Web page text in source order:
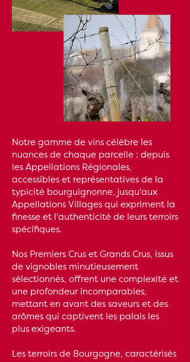
Notre gamme de vins célèbre les
nuances de chaque parcelle : depuis
les Appellations Régionales,
accessibles et représentatives de la
typicité bourguignonne, jusqu'aux
Appellations Villages qui expriment la
finesse et l'authenticité de leurs terroirs
spécifiques.
Nos Premiers Crus et Grands Crus, issus
de vignobles minutieusement
sélectionnés, offrent une complexité et
une profondeur incomparables,
mettant en avant des saveurs et des
arômes qui captivent les palais les
plus exigeants.
Les terroirs de Bourgogne, caractérisés